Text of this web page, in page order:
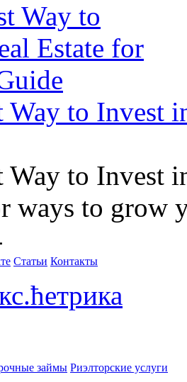
Way to Invest
Way to Invest
ways to grow
Статьи Контакты
займы Риэлторские услуги